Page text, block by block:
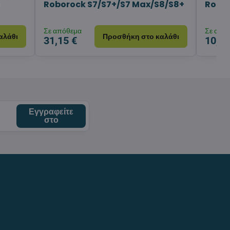
Roborock S7/S7+/S7 Max/S8/S8+
Σε απόθεμα
31,15 € Προσθήκη στο καλάθι
Σε
Εγγραφείτε
στο